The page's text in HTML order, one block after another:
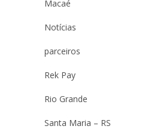
Macaé
Notícias
parceiros
Rek Pay
Rio Grande
Santa Maria – RS